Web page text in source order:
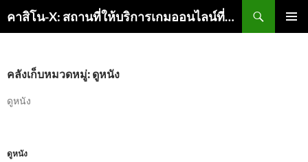
คาสิโน-X: สถานที่ให้บริการเกมออนไลน์ที่ดีที่สุด
ค้นหา
เนื้อหา
คลังเก็บหมวดหมู่: ดูหนัง
ดูหนัง
ดูหนัง